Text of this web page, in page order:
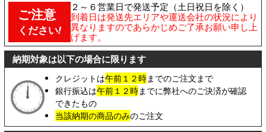
ご注意
ください!
２～６営業日で発送予定（土日祝日を除く）
到着日は発送先エリアや運送会社の状況により
異なりますのであらかじめご了承お願い申し上
げます。
納期対象は以下の場合に限ります
クレジットは午前１２時までのご注文まで
銀行振込は午前１２時までに弊社へのご決済が確認
できたもの
当該納期の商品のみのご注文